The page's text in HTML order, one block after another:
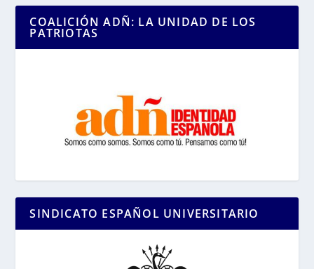
COALICIÓN ADÑ: LA UNIDAD DE LOS
PATRIOTAS
SINDICATO ESPAÑOL UNIVERSITARIO